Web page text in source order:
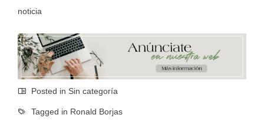
noticia
Posted in Sin categoría
Tagged in Ronald Borjas